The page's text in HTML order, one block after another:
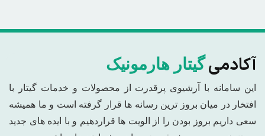
آکادمیگیتار هارمونیک
این سامانه با آرشیوی پرقدرت از محصولات و خدمات گیتار با
افتخار در میان بروز ترین رسانه ها قرار گرفته است و ما همیشه
سعی داریم بروز بودن را از الویت ها قراردهیم و با ایده های جدید